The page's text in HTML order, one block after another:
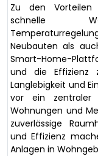
Zu den Vorteilen
schnelle
Neubauten als
Smart-Home-
und die Effizienz
Langlebigkeit und
vor ein zentraler
Wohnungen und
zuverlässige
und Effizienz
Anlagen in